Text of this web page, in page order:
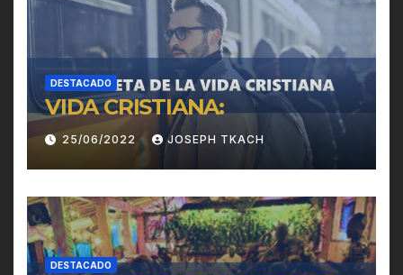
DESTACADO
VIDA CRISTIANA:
25/06/2022 JOSEPH TKACH
DESTACADO